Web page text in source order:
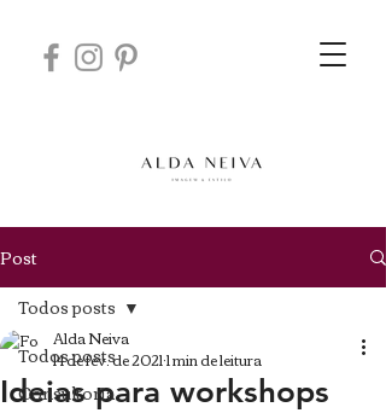
Post
Todos posts
Consultoria
Todos posts
Ideias para workshops
Alda Neiva
14 de fev. de 20211 min de leitura